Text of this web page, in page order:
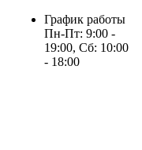
График работы
Пн-Пт: 9:00 -
19:00, Сб: 10:00
- 18:00